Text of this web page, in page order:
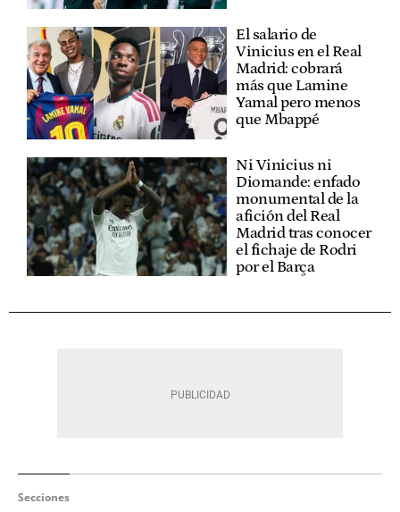
El salario de
Vinicius en el Real
Madrid: cobrará
más que Lamine
Yamal pero menos
que Mbappé
Ni Vinicius ni
Diomande: enfado
monumental de la
afición del Real
Madrid tras conocer
el fichaje de Rodri
por el Barça
Secciones